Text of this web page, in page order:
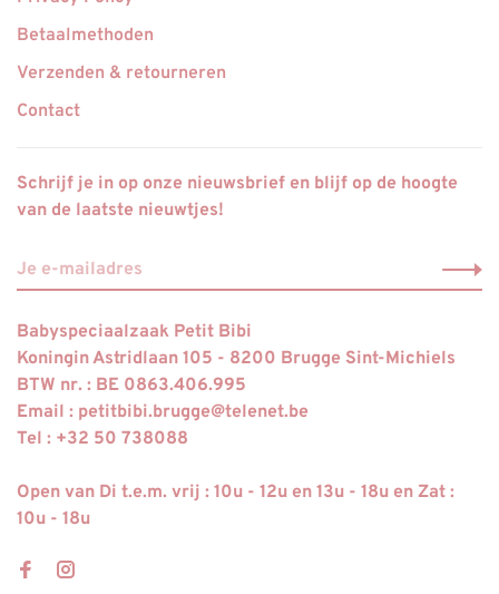
Betaalmethoden
Verzenden & retourneren
Contact
Schrijf je in op onze nieuwsbrief en blijf op de hoogte
van de laatste nieuwtjes!
Babyspeciaalzaak Petit Bibi
Koningin Astridlaan 105 - 8200 Brugge Sint-Michiels
BTW nr. : BE 0863.406.995
Email : petitbibi.brugge@telenet.be
Tel : +32 50 738088
Open van Di t.e.m. vrij : 10u - 12u en 13u - 18u en Zat :
10u - 18u